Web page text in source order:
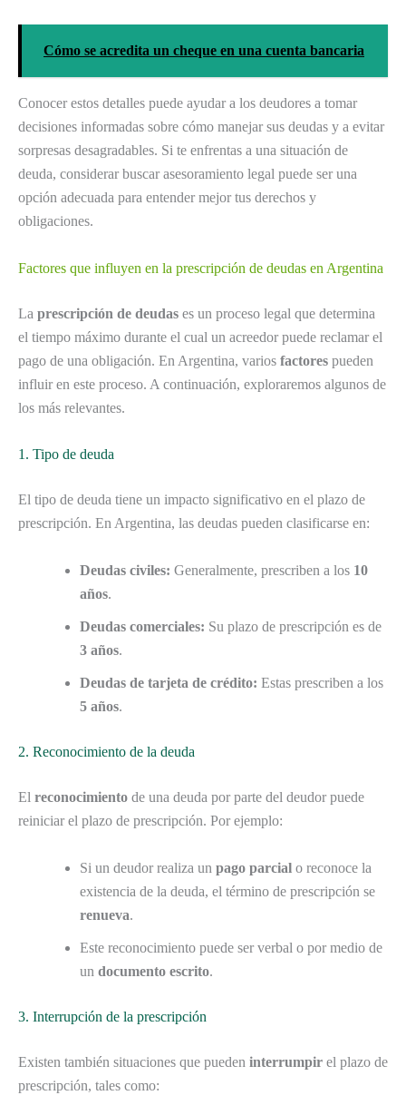
Cómo se acredita un cheque en una cuenta bancaria
Conocer estos detalles puede ayudar a los deudores a tomar
decisiones informadas sobre cómo manejar sus deudas y a evitar
sorpresas desagradables. Si te enfrentas a una situación de
deuda, considerar buscar asesoramiento legal puede ser una
opción adecuada para entender mejor tus derechos y
obligaciones.
Factores que influyen en la prescripción de deudas en Argentina
La prescripción de deudas es un proceso legal que determina
el tiempo máximo durante el cual un acreedor puede reclamar el
pago de una obligación. En Argentina, varios factores pueden
influir en este proceso. A continuación, exploraremos algunos de
los más relevantes.
1. Tipo de deuda
El tipo de deuda tiene un impacto significativo en el plazo de
prescripción. En Argentina, las deudas pueden clasificarse en:
Deudas civiles: Generalmente, prescriben a los 10
años.
Deudas comerciales: Su plazo de prescripción es de
3 años.
Deudas de tarjeta de crédito: Estas prescriben a los
5 años.
2. Reconocimiento de la deuda
El reconocimiento de una deuda por parte del deudor puede
reiniciar el plazo de prescripción. Por ejemplo:
Si un deudor realiza un pago parcial o reconoce la
existencia de la deuda, el término de prescripción se
renueva.
Este reconocimiento puede ser verbal o por medio de
un documento escrito.
3. Interrupción de la prescripción
Existen también situaciones que pueden interrumpir el plazo de
prescripción, tales como: